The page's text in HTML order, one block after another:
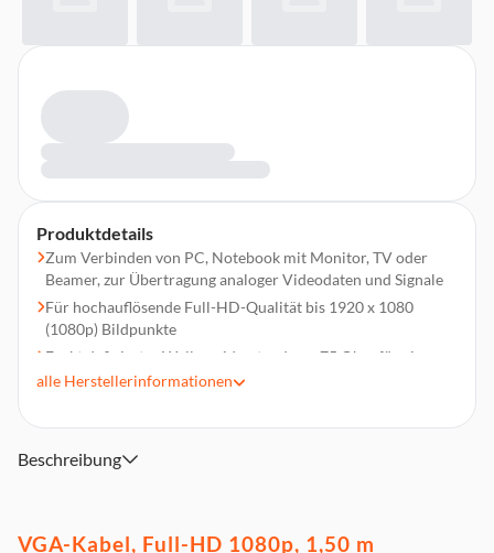
Produktdetails
Zum Verbinden von PC, Notebook mit Monitor, TV oder
Beamer, zur Übertragung analoger Videodaten und Signale
Für hochauflösende Full-HD-Qualität bis 1920 x 1080
(1080p) Bildpunkte
Exakt definierter Wellenwiderstand von 75 Ohm für eine
optimale Übertragungsqualität
elektromagnetischen Störeinflüssen
Optimierter Knickschutz durch flexible Materialien
alle Herstellerinformationen
Beschreibung
VGA-Kabel, Full-HD 1080p, 1,50 m